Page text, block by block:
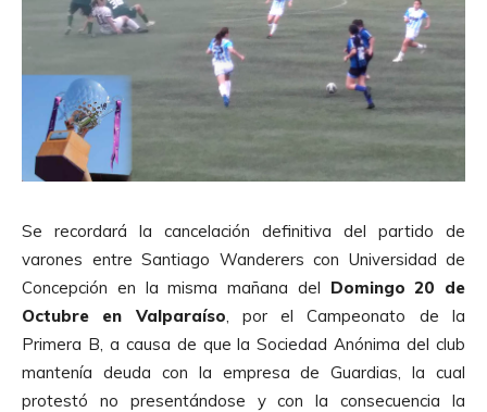
Se recordará la cancelación definitiva del partido de
varones entre Santiago Wanderers con Universidad de
Concepción en la misma mañana del Domingo 20 de
Octubre en Valparaíso , por el Campeonato de la
Primera B, a causa de que la Sociedad Anónima del club
mantenía deuda con la empresa de Guardias, la cual
protestó no presentándose y con la consecuencia la